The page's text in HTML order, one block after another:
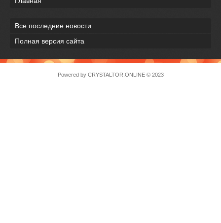
Все последние новости
Полная версия сайта
Powered by CRYSTALTOR.ONLINE© 2023